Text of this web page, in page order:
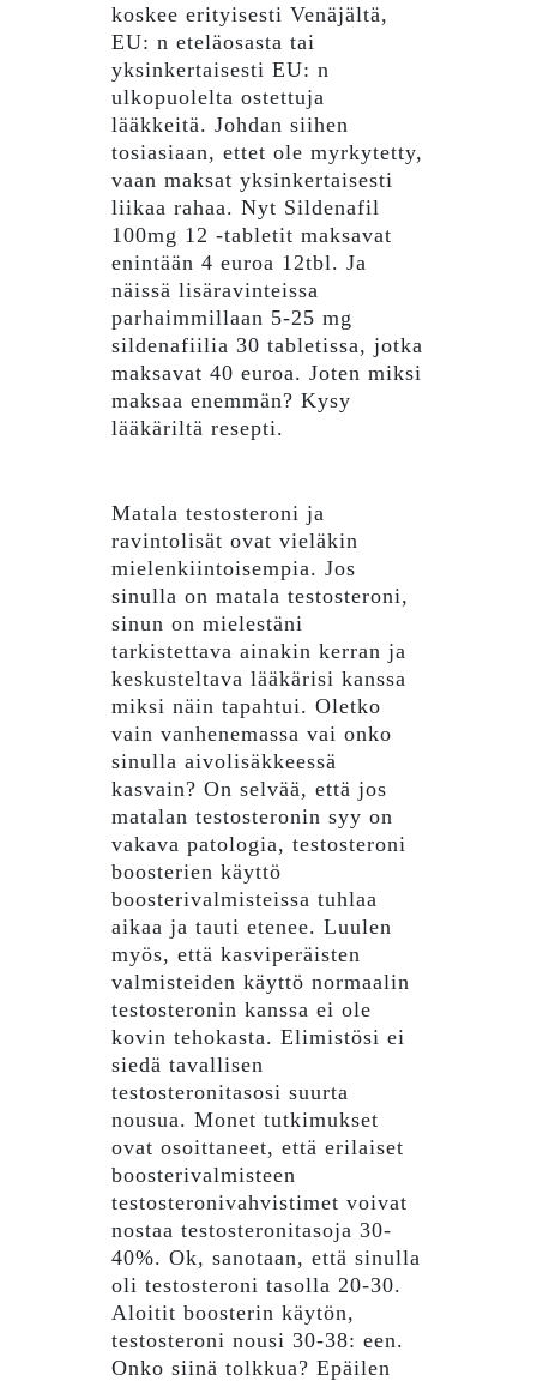
koskee erityisesti Venäjältä,
EU: n eteläosasta tai
yksinkertaisesti EU: n
ulkopuolelta ostettuja
lääkkeitä. Johdan siihen
tosiasiaan, ettet ole myrkytetty,
vaan maksat yksinkertaisesti
liikaa rahaa. Nyt Sildenafil
100mg 12 -tabletit maksavat
enintään 4 euroa 12tbl. Ja
näissä lisäravinteissa
parhaimmillaan 5-25 mg
sildenafiilia 30 tabletissa, jotka
maksavat 40 euroa. Joten miksi
maksaa enemmän? Kysy
lääkäriltä resepti.
Matala testosteroni ja
ravintolisät ovat vieläkin
mielenkiintoisempia. Jos
sinulla on matala testosteroni,
sinun on mielestäni
tarkistettava ainakin kerran ja
keskusteltava lääkärisi kanssa
miksi näin tapahtui. Oletko
vain vanhenemassa vai onko
sinulla aivolisäkkeessä
kasvain? On selvää, että jos
matalan testosteronin syy on
vakava patologia, testosteroni
boosterien käyttö
boosterivalmisteissa tuhlaa
aikaa ja tauti etenee. Luulen
myös, että kasviperäisten
valmisteiden käyttö normaalin
testosteronin kanssa ei ole
kovin tehokasta. Elimistösi ei
siedä tavallisen
testosteronitasosi suurta
nousua. Monet tutkimukset
ovat osoittaneet, että erilaiset
boosterivalmisteen
testosteronivahvistimet voivat
nostaa testosteronitasoja 30-
40%. Ok, sanotaan, että sinulla
oli testosteroni tasolla 20-30.
Aloitit boosterin käytön,
testosteroni nousi 30-38: een.
Onko siinä tolkkua? Epäilen